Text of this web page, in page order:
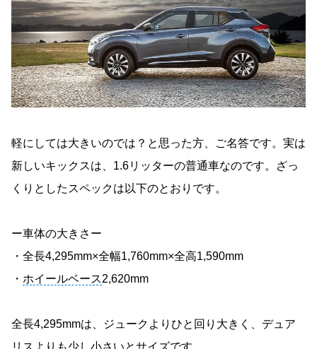
軽にしては大きいのでは？と思った方、ご名答です。実は
新しいキックスは、1.6リッターの普通車なのです。ざっ
くりとしたスペックは以下のとおりです。
ー車体の大きさー
・全長4,295mm×全幅1,760mm×全高1,590mm
・ ホイールベース2,620mm
全長4,295mmは、ジュークよりひと回り大きく、デュア